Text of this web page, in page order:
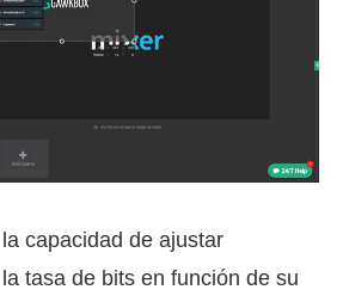
capacidad de ajustar
tasa de bits en función de su